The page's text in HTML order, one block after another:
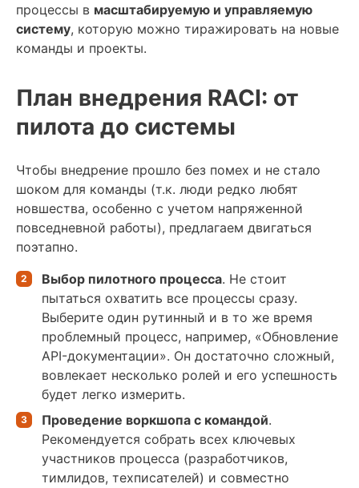
процессы в масштабируемую и управляемую
систему, которую можно тиражировать на новые
команды и проекты.
План внедрения RACI: от
пилота до системы
Чтобы внедрение прошло без помех и не стало
шоком для команды (т.к. люди редко любят
новшества, особенно с учетом напряженной
повседневной работы), предлагаем двигаться
поэтапно.
Выбор пилотного процесса. Не стоит
пытаться охватить все процессы сразу.
Выберите один рутинный и в то же время
проблемный процесс, например, «Обновление
API-документации». Он достаточно сложный,
вовлекает несколько ролей и его успешность
будет легко измерить.
Проведение воркшопа с командой.
Рекомендуется собрать всех ключевых
участников процесса (разработчиков,
тимлидов, техписателей) и совместно